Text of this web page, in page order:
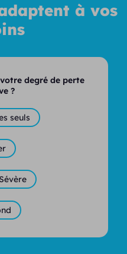
à vos
degré de perte
?
seuls